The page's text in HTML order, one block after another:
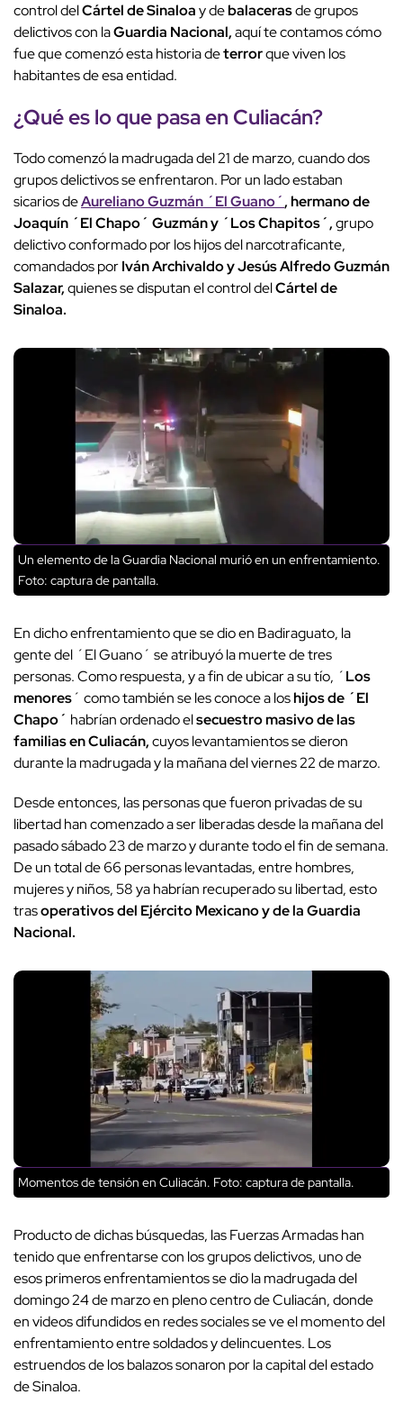
control delCártel de Sinaloay debalacerasde grupos
delictivos con laGuardia Nacional,aquí te contamos cómo
fue que comenzó esta historia deterrorque viven los
habitantes de esa entidad.
¿Qué es lo que pasa en Culiacán?
Todo comenzó la madrugada del 21 de marzo, cuando dos
grupos delictivos se enfrentaron. Por un lado estaban
sicarios deAureliano Guzmán ´El Guano´, hermano de
Joaquín ´El Chapo´ Guzmán y ´Los Chapitos´,grupo
delictivo conformado por los hijos del narcotraficante,
comandados porIván Archivaldo y Jesús Alfredo Guzmán
Salazar,quienes se disputan el control delCártel de
Sinaloa.
Un elemento de la Guardia Nacional murió en un enfrentamiento.
Foto: captura de pantalla.
En dicho enfrentamiento que se dio en Badiraguato, la
gente del ´El Guano´ se atribuyó la muerte de tres
personas. Como respuesta, y a fin de ubicar a su tío, ´Los
menores´ como también se les conoce a loshijos de ´El
Chapo´ habrían ordenado elsecuestro masivo de las
familias en Culiacán,cuyos levantamientos se dieron
durante la madrugada y la mañana del viernes 22 de marzo.
Desde entonces, las personas que fueron privadas de su
libertad han comenzado a ser liberadas desde la mañana del
pasado sábado 23 de marzo y durante todo el fin de semana.
De un total de 66 personas levantadas, entre hombres,
mujeres y niños, 58 ya habrían recuperado su libertad, esto
trasoperativos del Ejército Mexicano y de la Guardia
Nacional.
Momentos de tensión en Culiacán. Foto: captura de pantalla.
Producto de dichas búsquedas, las Fuerzas Armadas han
tenido que enfrentarse con los grupos delictivos, uno de
esos primeros enfrentamientos se dio la madrugada del
domingo 24 de marzo en pleno centro de Culiacán, donde
en videos difundidos en redes sociales se ve el momento del
enfrentamiento entre soldados y delincuentes. Los
estruendos de los balazos sonaron por la capital del estado
de Sinaloa.